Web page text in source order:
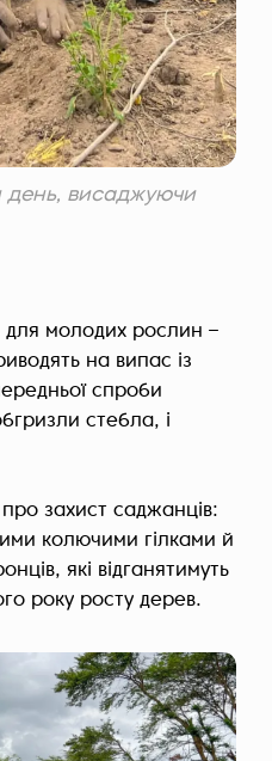
день, висаджуючи
для молодих рослин –
на випас із
спроби
стебла, і
захист саджанців:
колючими гілками й
які відганятимуть
року росту дерев.